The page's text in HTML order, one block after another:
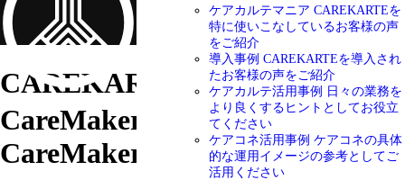
ケアカルテマニア CAREKARTEを
特に使いこなしているお客様の声
をご紹介
導入事例 CAREKARTEを導入され
たお客様の声をご紹介
ケアカルテ活用事例
日々の業務を
より良くするヒントとしてお役立
てください
ケアコネ活用事例 ケアコネの具体
的な運用イメージの参考としてご
活用ください
CAREKARTE Link 株式会社
CareMaker
CareMaker